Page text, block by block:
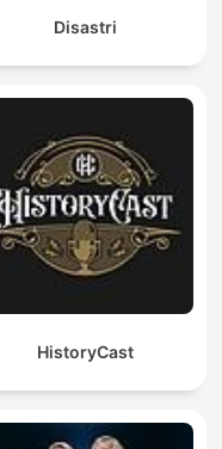
Disastri
HistoryCast